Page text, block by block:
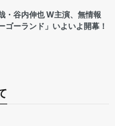
・谷内伸也 W主演、無情報
ゴーランド」いよいよ開幕！